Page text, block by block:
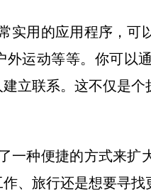
实用的应用程序，
外运动等等。你可以
立联系。这不仅是
一种便捷的方式来
、旅行还是想要寻